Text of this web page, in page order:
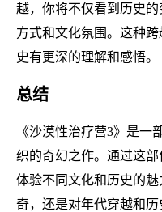
越，你将不仅看到历史
方式和文化氛围。这种
史有更深的理解和感悟。
总结
《沙漠性治疗营3》是一
织的奇幻之作。通过这部
体验不同文化和历史的
奇，还是对年代穿越和